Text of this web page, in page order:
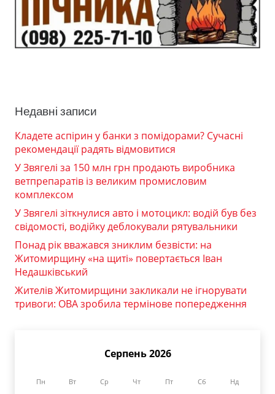
Недавні записи
Кладете аспірин у банки з помідорами? Сучасні
рекомендації радять відмовитися
У Звягелі за 150 млн грн продають виробника
ветпрепаратів із великим промисловим
комплексом
У Звягелі зіткнулися авто і мотоцикл: водій був без
свідомості, водійку деблокували рятувальники
Понад рік вважався зниклим безвісти: на
Житомирщину «на щиті» повертається Іван
Недашківський
Жителів Житомирщини закликали не ігнорувати
тривоги: ОВА зробила термінове попередження
Серпень 2026
Пн Вт Ср Чт Пт Сб Нд